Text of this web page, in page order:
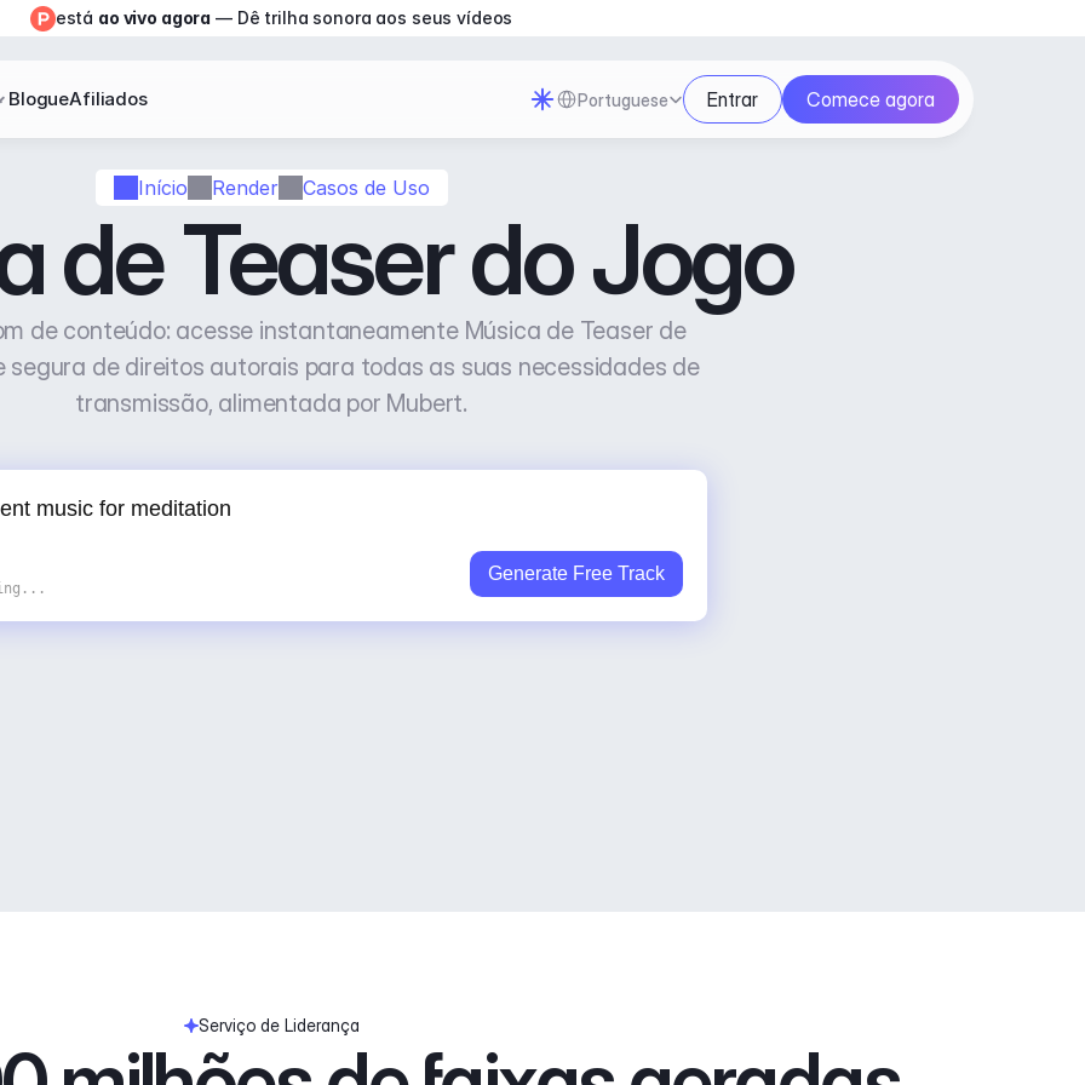
Início Render Casos de Uso
de Teaser do Jogo
de conteúdo: acesse instantaneamente Música de Teaser de
segura de direitos autorais para todas as suas necessidades de
transmissão, alimentada por Mubert.
Generate Free Track
Serviço de Liderança
está ao vivo agora — Dê trilha sonora aos seus vídeos
BlogueAfiliados Select Language
Portuguese Entrar Comece agora